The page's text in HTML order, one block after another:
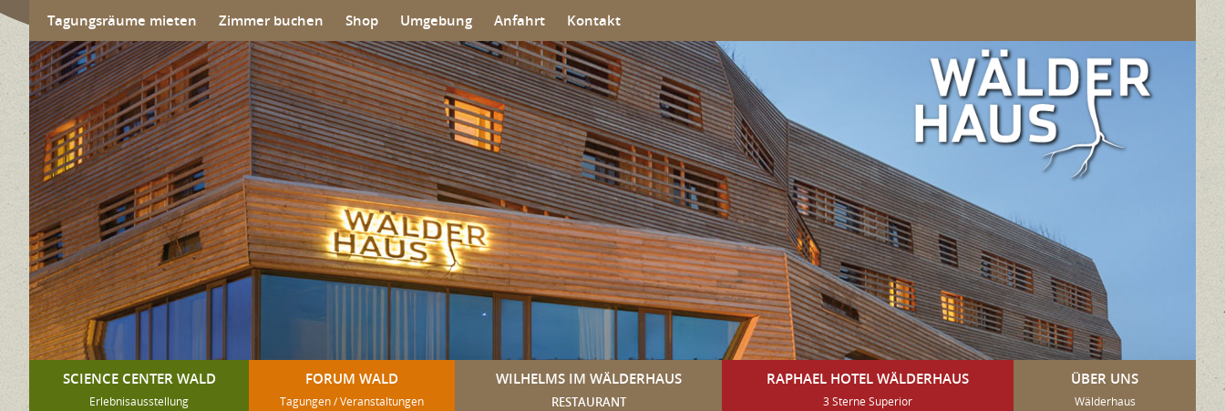
Tagungsräume mieten Zimmer buchen Shop Umgebung Anfahrt Kontakt
SCIENCE CENTER WALD FORUM WALD WILHELMS IM WÄLDERHAUS
RESTAURANT
RAPHAEL HOTEL WÄLDERHAUS ÜBER UNS